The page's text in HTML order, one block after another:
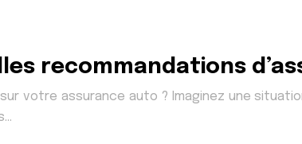
recommandations
votre assurance auto ? Imaginez une